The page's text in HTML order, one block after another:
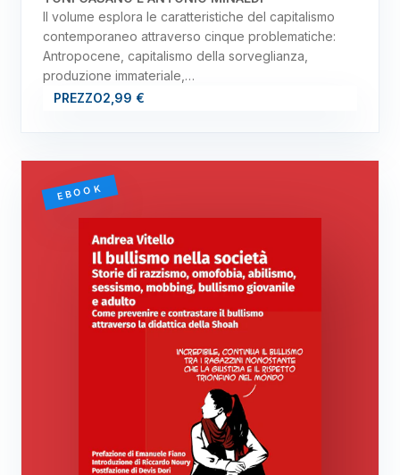
Il volume esplora le caratteristiche del capitalismo
contemporaneo attraverso cinque problematiche:
Antropocene, capitalismo della sorveglianza,
produzione immateriale,…
PREZZO2,99 €
EBOOK